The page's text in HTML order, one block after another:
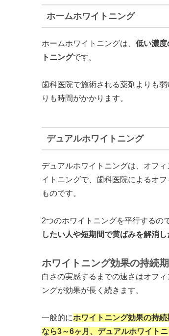
ホームホワイトニング
ホームホワイトニングは、 低い濃度
トニングです。
歯科医院で施術される薬剤よりも
りも時間がかかります。
デュアルホワイトニング
デュアルホワイトニングは、オフ
イトニングで、歯科医院によるオ
ものです。
2つのホワイトニングを平行するの
したい人や短期間で黄ばみを解消
ホワイトニング効果の持続
白さの実感するまでの速さはオフ
ングが効果が長く続きます。
一般的にホワイトニング効果の持
なら3～6ヶ月、デュアルホワイト